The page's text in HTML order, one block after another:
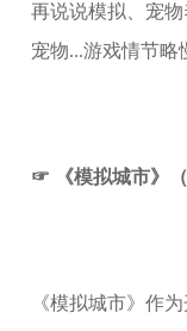
再说说模拟、宠
宠物...游戏情节略
☞ 《模拟城市》（
《模拟城市》作